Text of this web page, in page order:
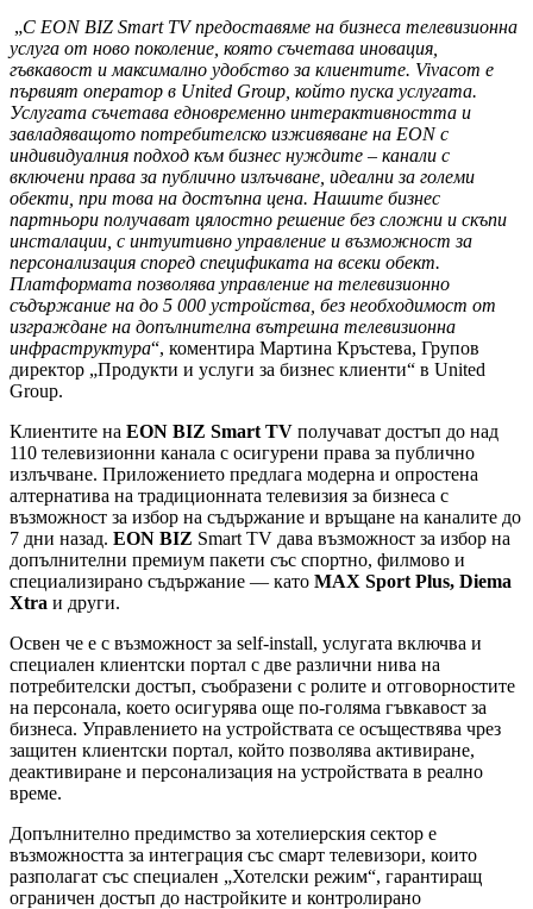
„С EON BIZ Smart TV предоставяме на бизнеса телевизионна
услуга от ново поколение, която съчетава иновация,
гъвкавост и максимално удобство за клиентите. Vivacom е
първият оператор в United Group, който пуска услугата.
Услугата съчетава едновременно интерактивността и
завладяващото потребителско изживяване на EONс
индивидуалния подход към бизнес нуждите – канали с
включени права за публично излъчване, идеални за големи
обекти, при това на достъпна цена. Нашите бизнес
партньори получават цялостно решение без сложни и скъпи
инсталации, с интуитивно управление и възможност за
персонализация според спецификата на всеки обект.
Платформата позволява управление на телевизионно
съдържание на до 5 000 устройства, без необходимост от
изграждане на допълнителна вътрешна телевизионна
инфраструктура“, коментира Мартина Кръстева, Групов
директор „Продукти и услуги за бизнес клиенти“ в United
Group.
Клиентите на EON BIZ Smart TV получават достъп до над
110 телевизионни канала с осигурени права за публично
излъчване. Приложението предлага модерна и опростена
алтернатива на традиционната телевизия за бизнеса с
възможност за избор на съдържание и връщане на каналите до
7 дни назад. EON BIZ Smart TV дава възможност за избор на
допълнителни премиум пакети със спортно, филмово и
специализирано съдържание — като MAX Sport Plus, Diema
Xtra и други.
Освен че е с възможност за self-install, услугата включва и
специален клиентски портал с две различни нива на
потребителски достъп, съобразени с ролите и отговорностите
на персонала, което осигурява още по-голяма гъвкавост за
бизнеса. Управлението на устройствата се осъществява чрез
защитен клиентски портал, който позволява активиране,
деактивиране и персонализация на устройствата в реално
време.
Допълнително предимство за хотелиерския сектор е
възможността за интеграция със смарт телевизори, които
разполагат със специален „Хотелски режим“, гарантиращ
ограничен достъп до настройките и контролирано